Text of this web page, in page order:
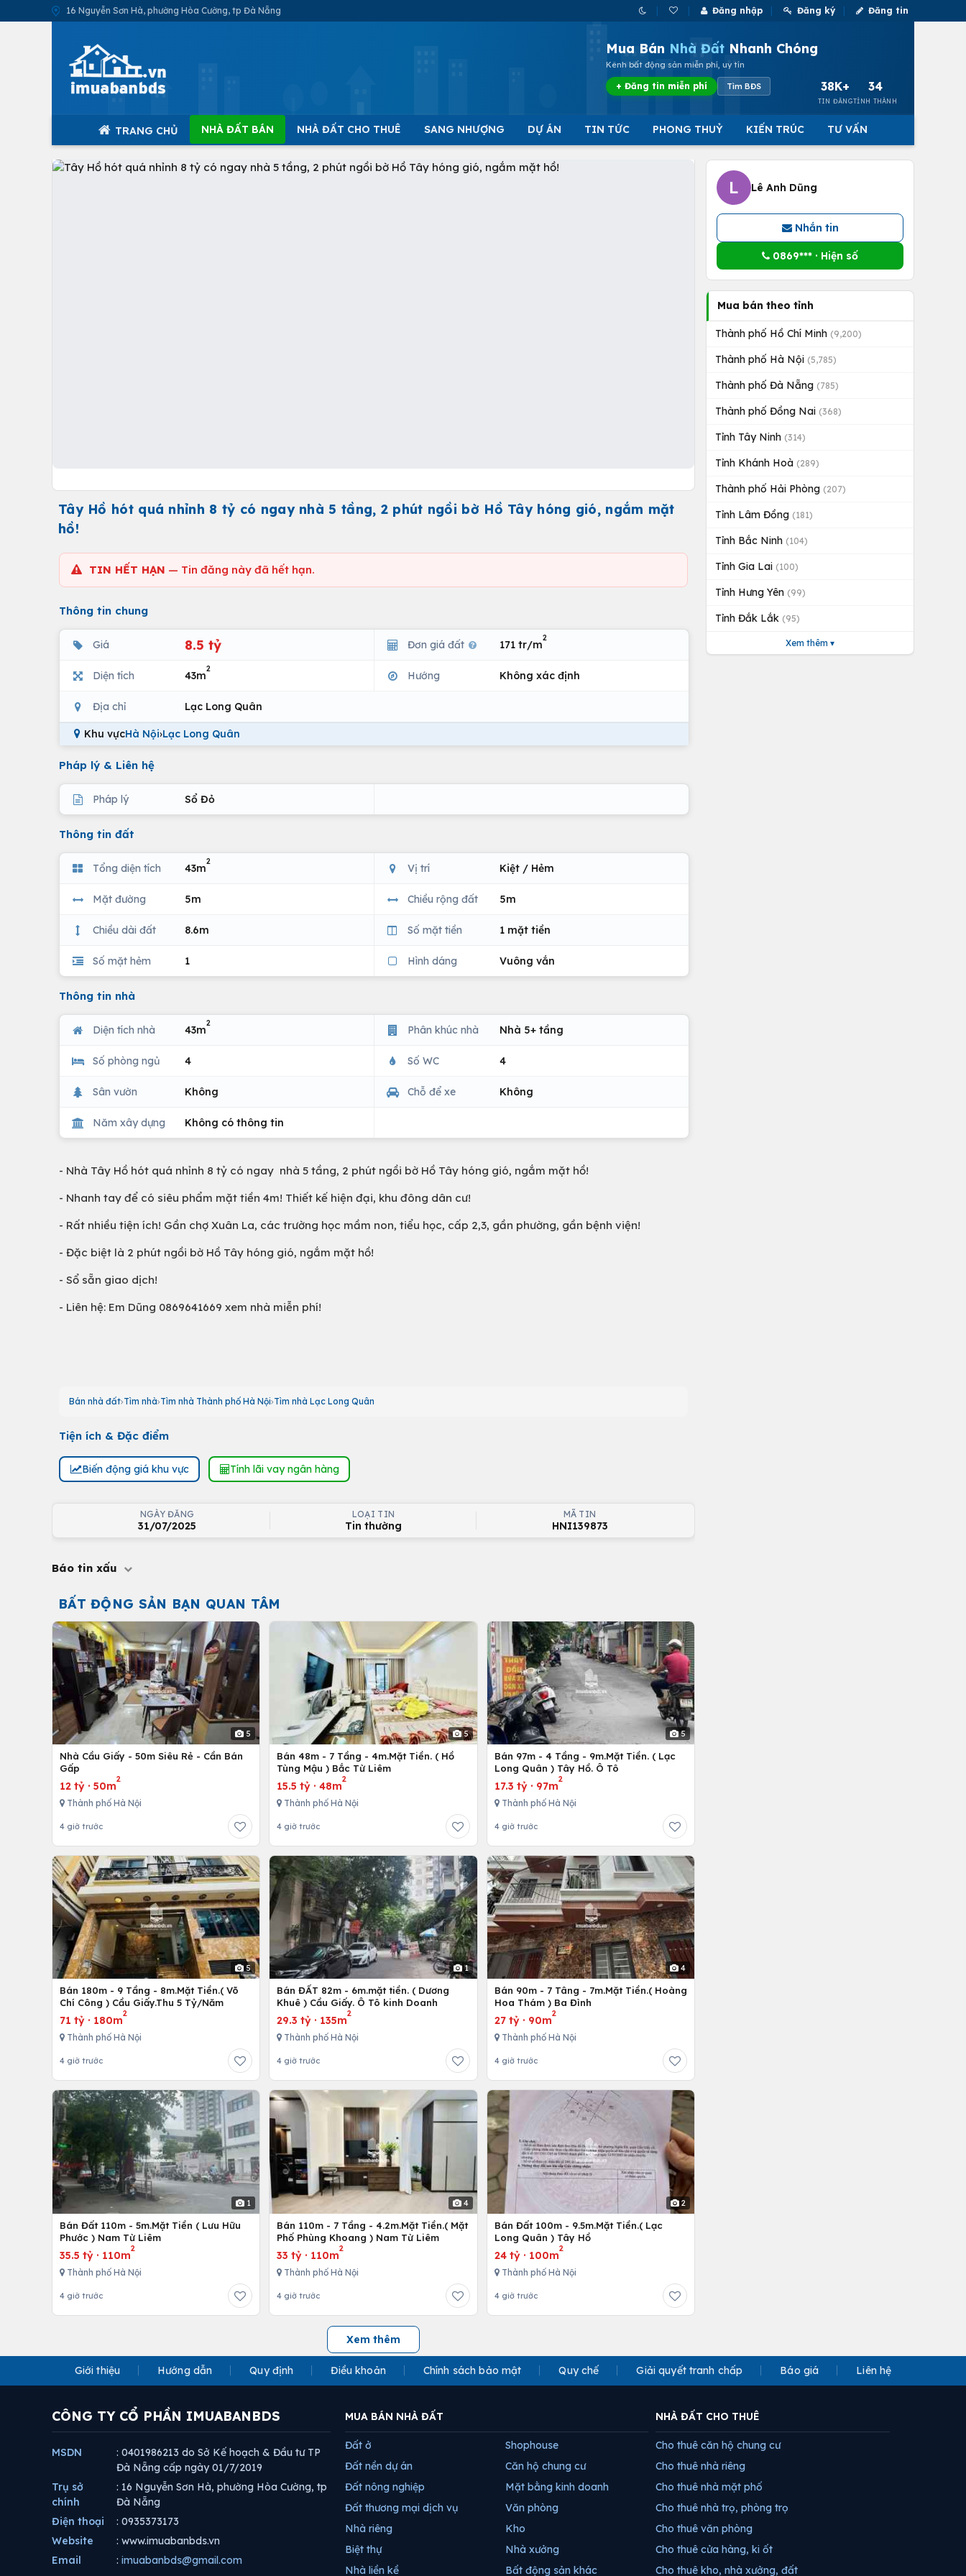
16 Nguyễn Sơn Hà, phường Hòa Cường, tp Đà Nẵng Đăng nhập Đăng ký Đăng tin
Mua Bán Nhà Đất Nhanh Chóng
Kênh bất động sản miễn phí, uy tín
+ Đăng tin miễn phí Tìm BĐS 38K+
TIN ĐĂNG
34
TỈNH THÀNH
TRANG CHỦ NHÀ ĐẤT BÁN NHÀ ĐẤT CHO THUÊ SANG NHƯỢNG DỰ ÁN TIN TỨC PHONG THUỶ KIẾN TRÚC TƯ VẤN
Tây Hồ hót quá nhỉnh 8 tỷ có ngay nhà 5 tầng, 2 phút ngồi bờ Hồ Tây hóng gió, ngắm mặt
hồ!
TIN HẾT HẠN — Tin đăng này đã hết hạn.
Thông tin chung
Giá 8.5 tỷ Đơn giá đất 171 tr/m
2
Diện tích 43m
2
Hướng Không xác định
Địa chỉ Lạc Long Quân
Khu vựcHà Nội›Lạc Long Quân
Pháp lý & Liên hệ
Pháp lý Sổ Đỏ
Thông tin đất
Tổng diện tích 43m
2
Vị trí Kiệt / Hẻm
Mặt đường 5m Chiều rộng đất 5m
Chiều dài đất 8.6m Số mặt tiền 1 mặt tiền
Số mặt hẻm 1 Hình dáng Vuông vắn
Thông tin nhà
Diện tích nhà 43m
2
Phân khúc nhà Nhà 5+ tầng
Số phòng ngủ 4 Số WC 4
Sân vườn Không Chỗ để xe Không
Năm xây dựng Không có thông tin
- Nhà Tây Hồ hót quá nhỉnh 8 tỷ có ngay nhà 5 tầng, 2 phút ngồi bờ Hồ Tây hóng gió, ngắm mặt hồ!
- Nhanh tay để có siêu phẩm mặt tiền 4m! Thiết kế hiện đại, khu đông dân cư!
- Rất nhiều tiện ích! Gần chợ Xuân La, các trường học mầm non, tiểu học, cấp 2,3, gần phường, gần bệnh viện!
- Đặc biệt là 2 phút ngồi bờ Hồ Tây hóng gió, ngắm mặt hồ!
- Sổ sẵn giao dịch!
- Liên hệ: Em Dũng 0869641669 xem nhà miễn phí!
Bán nhà đất Tìm nhà Tìm nhà Thành phố Hà Nội Tìm nhà Lạc Long Quân
Tiện ích & Đặc điểm
Biến động giá khu vực Tính lãi vay ngân hàng
NGÀY ĐĂNG
31/07/2025
LOẠI TIN
Tin thường
MÃ TIN
HNI139873
Báo tin xấu
BẤT ĐỘNG SẢN BẠN QUAN TÂM
5
Nhà Cầu Giấy - 50m Siêu Rẻ - Cần Bán
Gấp
12 tỷ · 50m
2
Thành phố Hà Nội
4 giờ trước
5
Bán 48m - 7 Tầng - 4m.Mặt Tiền. ( Hồ
Tùng Mậu ) Bắc Từ Liêm
15.5 tỷ ·48m
2
Thành phố Hà Nội
4 giờ trước
5
Bán 97m - 4 Tầng - 9m.Mặt Tiền. ( Lạc
Long Quân ) Tây Hồ. Ô Tô
17.3 tỷ· 97m
2
Thành phố Hà Nội
4 giờ trước
5
Bán 180m - 9 Tầng - 8m.Mặt Tiền.( Võ
Chí Công ) Cầu Giấy.Thu 5 Tỷ/Năm
71 tỷ · 180m
2
Thành phố Hà Nội
4 giờ trước
1
Bán ĐẤT 82m - 6m.mặt tiền. ( Dương
Khuê ) Cầu Giấy. Ô Tô kinh Doanh
29.3 tỷ · 135m
2
Thành phố Hà Nội
4 giờ trước
4
Bán 90m - 7 Tâng - 7m.Mặt Tiền.( Hoàng
Hoa Thám ) Ba Đình
27 tỷ· 90m
2
Thành phố Hà Nội
4 giờ trước
1
Bán Đất 110m - 5m.Mặt Tiền ( Lưu Hữu
Phước ) Nam Từ Liêm
35.5 tỷ · 110m
2
Thành phố Hà Nội
4 giờ trước
4
Bán 110m - 7 Tầng - 4.2m.Mặt Tiền.( Mặt
Phố Phùng Khoang ) Nam Từ Liêm
33 tỷ · 110m
2
Thành phố Hà Nội
4 giờ trước
2
Bán Đất 100m - 9.5m.Mặt Tiền.( Lạc
Long Quân ) Tây Hồ
24 tỷ· 100m
2
Thành phố Hà Nội
4 giờ trước
Xem thêm
L Lê Anh Dũng
Nhắn tin
0869*** · Hiện số
Mua bán theo tỉnh
Thành phố Hồ Chí Minh (9,200)
Thành phố Hà Nội (5,785)
Thành phố Đà Nẵng (785)
Thành phố Đồng Nai (368)
Tỉnh Tây Ninh (314)
Tỉnh Khánh Hoà (289)
Thành phố Hải Phòng (207)
Tỉnh Lâm Đồng (181)
Tỉnh Bắc Ninh (104)
Tỉnh Gia Lai (100)
Tỉnh Hưng Yên (99)
Tỉnh Đắk Lắk (95)
Xem thêm ▾
Giới thiệu Hướng dẫn Quy định Điều khoản Chính sách bảo mật Quy chế Giải quyết tranh chấp Báo giá Liên hệ
CÔNG TY CỔ PHẦN IMUABANBDS
MSDN
: 0401986213 do Sở Kế hoạch & Đầu tư TP
Đà Nẵng cấp ngày 01/7/2019
Trụ sở
chính
: 16 Nguyễn Sơn Hà, phường Hòa Cường, tp
Đà Nẵng
Điện thoại
: 0935373173
Website
: www.imuabanbds.vn
Email
: imuabanbds@gmail.com
MUA BÁN NHÀ ĐẤT
Đất ở
Đất nền dự án
Đất nông nghiệp
Đất thương mại dịch vụ
Nhà riêng
Biệt thự
Nhà liền kề
Shophouse
Căn hộ chung cư
Mặt bằng kinh doanh
Văn phòng
Kho
Nhà xưởng
Bất động sản khác
NHÀ ĐẤT CHO THUÊ
Cho thuê căn hộ chung cư
Cho thuê nhà riêng
Cho thuê nhà mặt phố
Cho thuê nhà trọ, phòng trọ
Cho thuê văn phòng
Cho thuê cửa hàng, ki ốt
Cho thuê kho, nhà xưởng, đất